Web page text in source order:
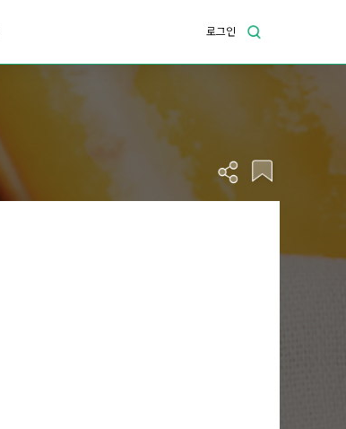
로그인